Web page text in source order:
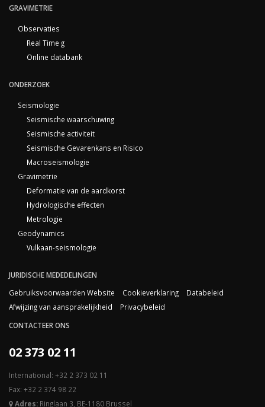
GRAVIMETRIE
Observaties
Real Time g
Online databank
ONDERZOEK
Seismologie
Seismische waarschuwing
Seismische activiteit
Seismische Gevarenkans en Risico
Macroseismologie
Gravimetrie
Deformatie van de aardkorst
Hydrologische effecten
Metrologie
Geodynamics
Vulkaan-seismologie
JURIDISCHE MEDEDELINGEN
Gebruiksvoorwaarden Website
Cookieverklaring
Databeleid
Afwijzing van aansprakelijkheid
Privacybeleid
CONTACTEER ONS
02 373 02 11
International: +32 2 373 02 11
Fax: +32 2 374 98 22
Adres: Ringlaan 3, BE-1180 Brussel